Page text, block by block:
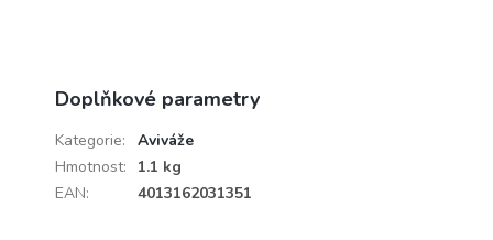
Doplňkové parametry
Kategorie:
Aviváže
Hmotnost:
1.1 kg
EAN: 4013162031351